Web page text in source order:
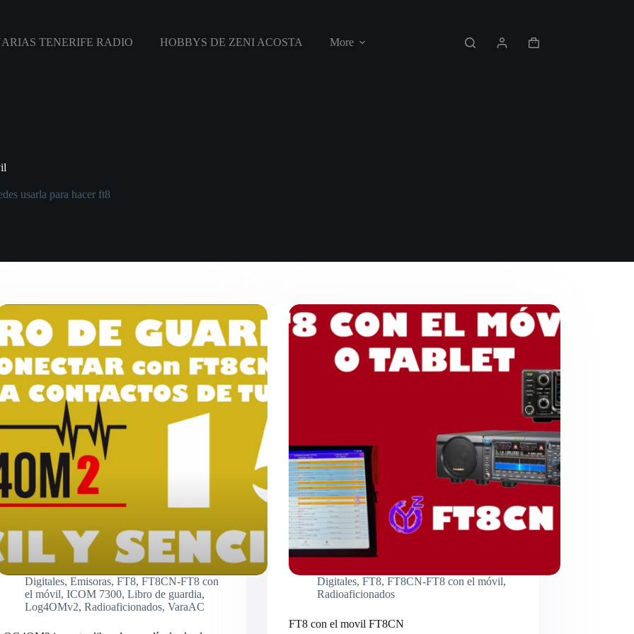
TENERIFE RADIO HOBBYS DE ZENI ACOSTA More
Shopping
usarla para hacer ft8
Digitales,Emisoras,FT8,FT8CN-FT8 con
el móvil,ICOM 7300,Libro de guardia,
Log4OMv2,Radioaficionados,VaraAC
Digitales,FT8,FT8CN-FT8 con el móvil,
Radioaficionados
FT8 con el movil FT8CN